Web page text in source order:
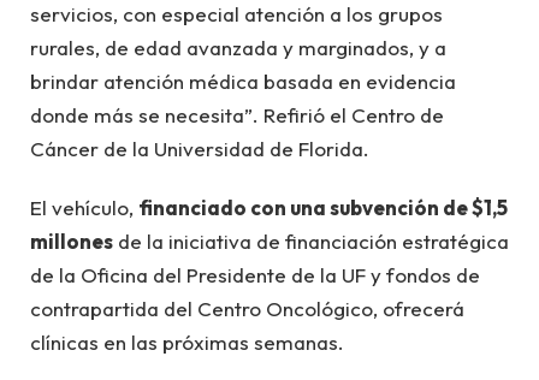
servicios, con especial atención a los grupos
rurales, de edad avanzada y marginados, y a
brindar atención médica basada en evidencia
donde más se necesita”. Refirió el Centro de
Cáncer de la Universidad de Florida.
El vehículo, financiado con una subvención de $1,5
millones de la iniciativa de financiación estratégica
de la Oficina del Presidente de la UF y fondos de
contrapartida del Centro Oncológico, ofrecerá
clínicas en las próximas semanas.